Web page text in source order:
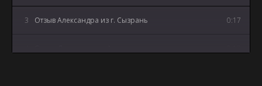
3 Отзыв Александра из г. Сызрань 0:17